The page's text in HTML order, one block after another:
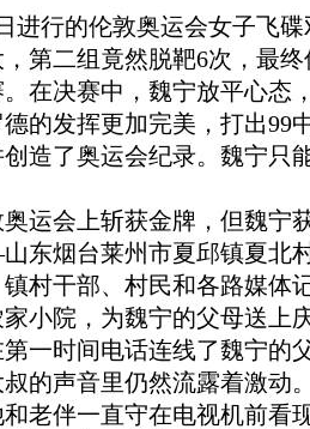
行的伦敦奥运会女子飞碟
第二组竟然脱靶6次，最
在决赛中，魏宁放平心态
的发挥更加完美，打出99
造了奥运会纪录。魏宁只
会上斩获金牌，但魏宁
东烟台莱州市夏邱镇夏北
村干部、村民和各路媒体
小院，为魏宁的父母送上
时间电话连线了魏宁的
的声音里仍然流露着激动
老伴一直守在电视机前看